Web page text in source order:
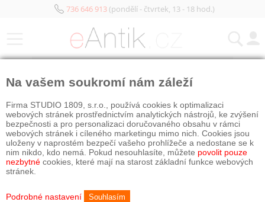
736 646 913(pondělí - čtvrtek, 13 - 18 hod.)
Na vašem soukromí nám záleží
Firma STUDIO 1809, s.r.o., používá cookies k optimalizaci
webových stránek prostřednictvím analytických nástrojů, ke zvýšení
bezpečnosti a pro personalizaci doručovaného obsahu v rámci
webových stránek i cíleného marketingu mimo nich. Cookies jsou
uloženy v naprostém bezpečí vašeho prohlížeče a nedostane se k
nim nikdo, kdo nemá. Pokud nesouhlasíte, můžete povolit pouze
nezbytné cookies, které mají na starost základní funkce webových
stránek.
Podrobné nastavení Souhlasím